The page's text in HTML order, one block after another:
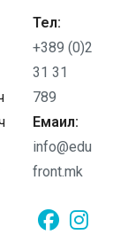
Тел:
+389 (0)2
31 31
789
Емаил:
info@edu
front.mk